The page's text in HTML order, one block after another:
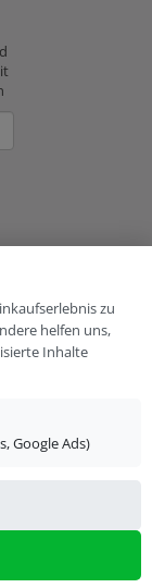
zu
helfen uns,
Inhalte
Google Ads)